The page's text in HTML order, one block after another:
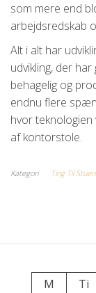
som mere end
arbejdsredskab
Alt i alt har
udvikling, der
behagelig og
endnu flere
hvor teknologien
af kontorstole.
Kategori Ting Til
M
Ti